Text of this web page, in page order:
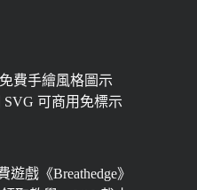
費手繪風格圖示
SVG 可商用免標示
遊戲《Breathedge》